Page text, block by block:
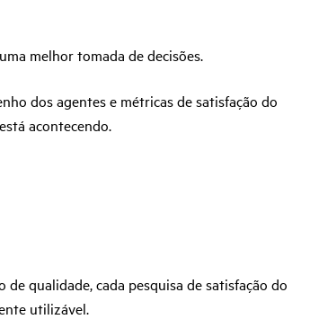
melhor tomada de decisões.
dos agentes e métricas de satisfação do
acontecendo.
qualidade, cada pesquisa de satisfação do
utilizável.